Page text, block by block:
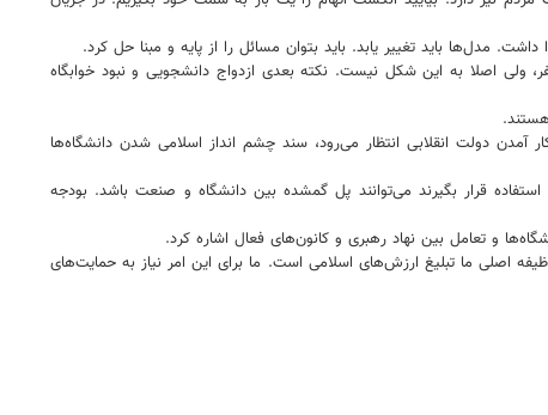
مدل‌ها باید تغییر یابد. باید بتوان مسائل را از پایه و مبنا حل کرد.
حسین سبزیان" دبیر شورای صنفی علوم پزشکی نیز اظهار کرد: در سال ۱۳۹۷ سرانه فضای آموزشی برای هر نفر ۶ متر است، یعنی اتاق ۱۷ متری برای ۳ نفر، ولی اصلا به این شکل نیست. نکته بعدی ازدواج دانشجویی و نبود خوابگاه
آمدن دولت انقلابی انتظار می‌رود، سند چشم انداز اسلامی شدن دانشگاه‌ها
قرار بگیرند می‌توانند پل گمشده بین دانشگاه و صنعت باشد. بودجه
و تعامل بین نهاد رهبری و کانون‌های فعال اشاره کرد.
اصلی ما تبلیغ ارزش‌های اسلامی است. ما برای این امر نیاز به حمایت‌های